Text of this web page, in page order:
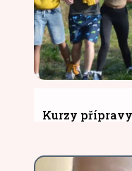
Kurzy